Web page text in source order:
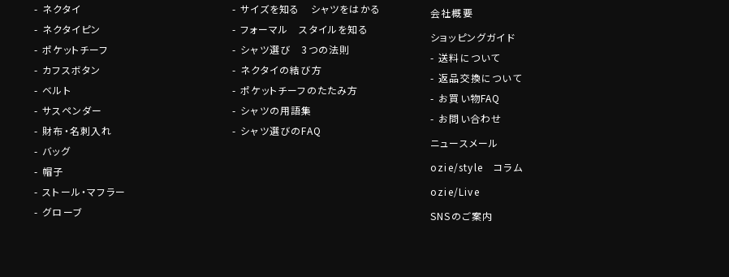
ネクタイ
ネクタイピン
ポケットチーフ
カフスボタン
ベルト
サスペンダー
財布・名刺入れ
バッグ
帽子
ストール・マフラー
グローブ
サイズを知る シャツをはかる
フォーマル スタイルを知る
シャツ選び 3つの法則
ネクタイの結び方
ポケットチーフのたたみ方
シャツの用語集
シャツ選びのFAQ
会社概要
ショッピングガイド
送料について
返品交換について
お買い物FAQ
お問い合わせ
ニュースメール
ozie/style コラム
ozie/Live
SNSのご案内